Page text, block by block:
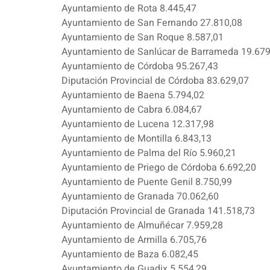
Ayuntamiento de Rota 8.445,47
Ayuntamiento de San Fernando 27.810,08
Ayuntamiento de San Roque 8.587,01
Ayuntamiento de Sanlúcar de Barrameda
Ayuntamiento de Córdoba 95.267,43
Diputación Provincial de Córdoba 83.629,07
Ayuntamiento de Baena 5.794,02
Ayuntamiento de Cabra 6.084,67
Ayuntamiento de Lucena 12.317,98
Ayuntamiento de Montilla 6.843,13
Ayuntamiento de Palma del Río 5.960,21
Ayuntamiento de Priego de Córdoba 6.692,20
Ayuntamiento de Puente Genil 8.750,99
Ayuntamiento de Granada 70.062,60
Diputación Provincial de Granada 141.518,73
Ayuntamiento de Almuñécar 7.959,28
Ayuntamiento de Armilla 6.705,76
Ayuntamiento de Baza 6.082,45